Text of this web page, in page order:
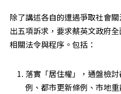
除了講述各自的遭遇爭取社會
出五項訴求，要求蔡英文政府
相關法令與程序。包括：
落實「居住權」，通盤檢
例、都市更新條例、市地